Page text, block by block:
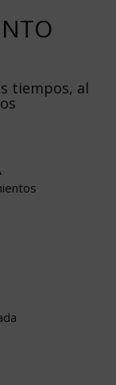
tiempos, al